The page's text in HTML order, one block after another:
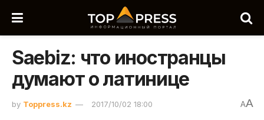
Saebiz: что иностранцы
думают о латинице
by Toppress.kz 2017/10/02 18:00 AA